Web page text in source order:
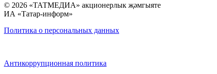
© 2026 «ТАТМЕДИА» акционерлык җәмгыяте
ИА «Татар-информ»
Политика о персональных данных
Антикоррупционная политика